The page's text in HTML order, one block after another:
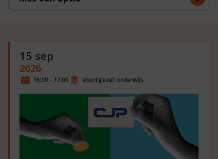
15 sep
2026
16:00 - 17:00 Voortgezet onderwijs